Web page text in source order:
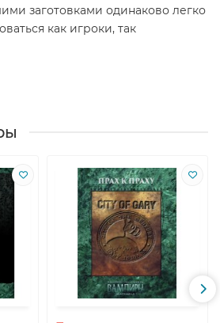
заготовками одинаково легко
как игроки, так